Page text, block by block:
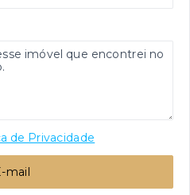
de Privacidade
mail